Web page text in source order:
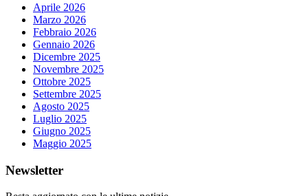
Aprile 2026
Marzo 2026
Febbraio 2026
Gennaio 2026
Dicembre 2025
Novembre 2025
Ottobre 2025
Settembre 2025
Agosto 2025
Luglio 2025
Giugno 2025
Maggio 2025
Newsletter